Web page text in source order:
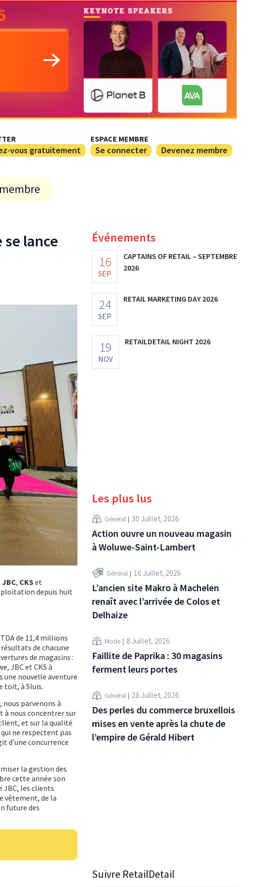
vous gratuitement
ESPACE MEMBRE
Se connecter Devenez membre
lance
JBC, CKSet
depuis huit
de 11,4 millions
de chacune
de magasins :
JBC et CKS à
une nouvelle aventure
toit, à Sluis.
parvenons à
à nous concentrer sur
et sur la qualité
ne respectent pas
d’une concurrence
la gestion des
cette année son
JBC, les clients
vêtement, de la
future des
Événements
16
SEP
CAPTAINS OF RETAIL – SEPTEMBRE
2026
24
SEP
RETAIL MARKETING DAY 2026
19
NOV
RETAILDETAIL NIGHT 2026
Les plus lus
Général 30 Juillet, 2026
Action ouvre un nouveau magasin
à Woluwe-Saint-Lambert
Général 16 Juillet, 2026
L’ancien site Makro à Machelen
renaît avec l’arrivée de Colos et
Delhaize
Mode 8 Juillet, 2026
Faillite de Paprika : 30 magasins
ferment leurs portes
Général 28 Juillet, 2026
Des perles du commerce bruxellois
mises en vente après la chute de
l’empire de Gérald Hibert
Suivre RetailDetail